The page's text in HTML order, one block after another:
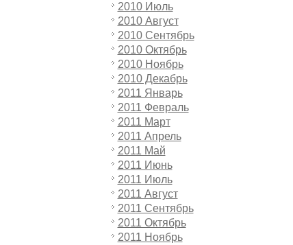
2010 Июль
2010 Август
2010 Сентябрь
2010 Октябрь
2010 Ноябрь
2010 Декабрь
2011 Январь
2011 Февраль
2011 Март
2011 Апрель
2011 Май
2011 Июнь
2011 Июль
2011 Август
2011 Сентябрь
2011 Октябрь
2011 Ноябрь